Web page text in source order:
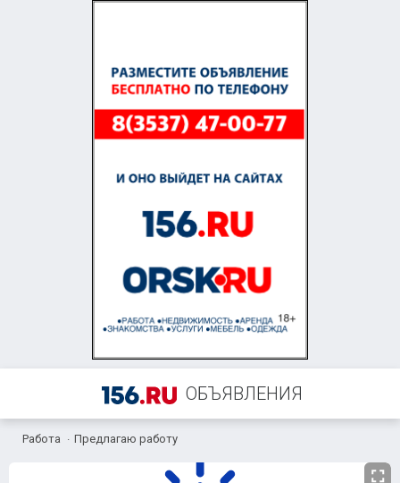
ОБЪЯВЛЕНИЯ
+7 (900) 329-98-44
Работа Предлагаю работу